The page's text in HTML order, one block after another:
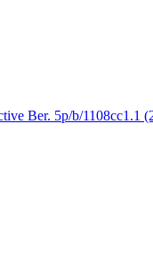
Ber. 5p/b/1108cc1.1